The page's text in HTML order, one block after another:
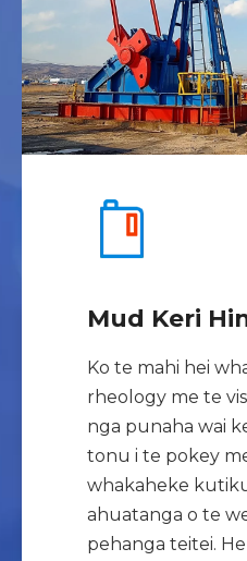
Mud Keri
Ko te mahi hei
rheology me te
nga punaha wai
tonu i te pokey
whakaheke
ahuatanga o te
pehanga teitei.